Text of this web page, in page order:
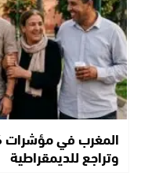
وتراجع للديمقراطية